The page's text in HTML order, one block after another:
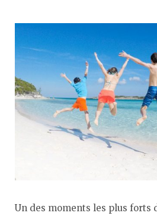
Un des moments les plus forts